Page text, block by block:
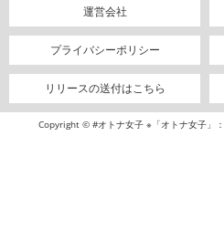
運営会社
プライバシーポリシー
リリースの送付はこちら
Copyright © #オトナ女子 ※「オトナ女子」